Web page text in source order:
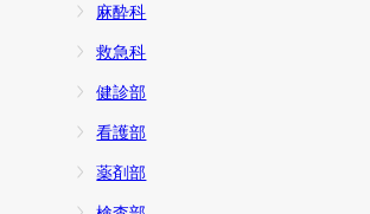
麻酔科
救急科
健診部
看護部
薬剤部